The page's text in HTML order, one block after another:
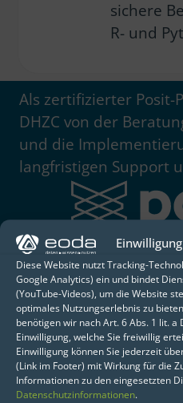
Diese Website nutzt Tracking-
Google Analytics) ein und bindet
(YouTube-Videos), um die Website
optimales Nutzungserlebnis zu
benötigen wir nach Art. 6 Abs. 1 lit. a
Einwilligung, welche Sie freiwillig
Einwilligung können Sie jederzeit
(Link im Footer) mit Wirkung für die
Informationen zu den eingesetzten
Datenschutzinformationen.
sichere
R- und
Als zertifizierter Posit-
DHZC von der
und die
langfristigen Support
Mehr
Neben der
Einrichtung der
eoda auch die
bestehende
wieDatenbanken,